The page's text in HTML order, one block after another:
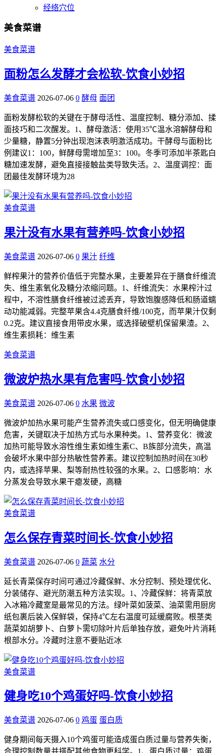
经络穴位
美食菜谱
美食菜谱
面粉怎么发酵才会松软-饮食小妙招
美食菜谱 2026-07-06 0 酵母 面团
面粉发酵松软的关键在于酵母活性、温度控制、糖分添加、揉
面技巧和二次醒发。1、酵母激活：使用35℃温水溶解酵母和
少量糖，静置5分钟出现泡沫表明激活成功。干酵母与面粉比
例建议1：100，鲜酵母需增加至3：100。冬季可添加半茶匙白
糖加速发酵，避免直接接触盐类导致失活。2、温度调控：面
团最佳发酵环境为28
美食菜谱
果汁没有水果有营养吗-饮食小妙招
美食菜谱 2026-07-06 0 果汁 纤维
鲜榨果汁的营养价值低于完整水果，主要差异在于膳食纤维流
失、维生素氧化及糖分浓缩问题。1、纤维流失：水果榨汁过
程中，不溶性膳食纤维被过滤丢弃，导致饱腹感降低和肠道蠕
动功能减弱。完整苹果含4.4克膳食纤维/100克，而苹果汁仅剩
0.2克。建议直接食用带皮水果，或选择破壁机保留果渣。2、
维生素损耗：维生素
美食菜谱
微波炉热水果有危害吗-饮食小妙招
美食菜谱 2026-07-06 0 水果 微波
微波炉加热水果可能产生营养流失或口感变化，但无明确健康
危害，关键取决于加热方式与水果种类。1、营养变化：微波
加热可能导致水溶性维生素如维生素C、B族部分流失，高温
会破坏水果中部分热敏性营养素。建议控制加热时间在30秒
内，或选择苹果、梨等耐热性较强的水果。2、口感影响：水
分蒸发会导致水果干瘪发硬，高糖
美食菜谱
怎么保存青菜时间长-饮食小妙招
美食菜谱 2026-07-06 0 蔬菜 水分
延长青菜保存时间可通过冷藏保鲜、水分控制、预处理优化、
分装储存、避光防潮五种方法实现。1、冷藏保鲜：将青菜放
入冰箱冷藏室是最常见的方法。绿叶菜如菠菜、油菜需用厨房
纸包裹后装入保鲜袋，保持4℃左右温度可延缓腐败。根茎类
蔬菜如胡萝卜、白萝卜需切除叶片后单独存放，避免叶片消耗
根部水分。冷藏时注意不要贴近冰
美食菜谱
健身吃10个鸡蛋好吗-饮食小妙招
美食菜谱 2026-07-06 0 鸡蛋 蛋白质
健身期间每天摄入10个鸡蛋可能造成蛋白质过量与营养失衡，